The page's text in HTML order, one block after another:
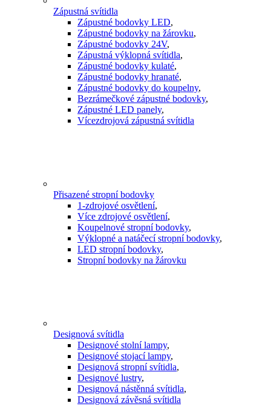
Zápustná svítidla
Zápustné bodovky LED,
Zápustné bodovky na žárovku,
Zápustné bodovky 24V,
Zápustná výklopná svítidla,
Zápustné bodovky kulaté,
Zápustné bodovky hranaté,
Zápustné bodovky do koupelny,
Bezrámečkové zápustné bodovky,
Zápustné LED panely,
Vícezdrojová zápustná svítidla
Přisazené stropní bodovky
1-zdrojové osvětlení,
Více zdrojové osvětlení,
Koupelnové stropní bodovky,
Výklopné a natáčecí stropní bodovky,
LED stropní bodovky,
Stropní bodovky na žárovku
Designová svítidla
Designové stolní lampy,
Designové stojací lampy,
Designová stropní svítidla,
Designové lustry,
Designová nástěnná svítidla,
Designová závěsná svítidla